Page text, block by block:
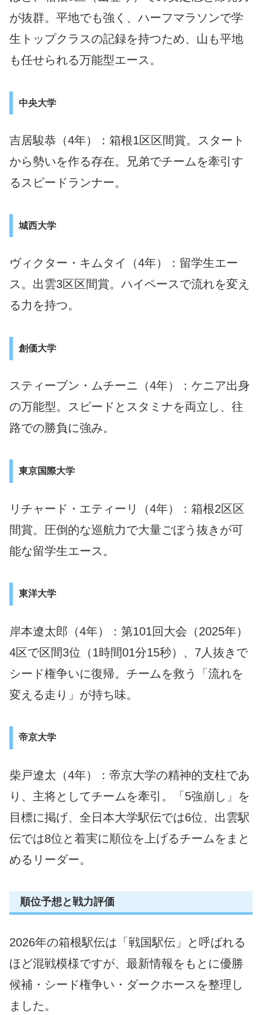
が抜群。平地でも強く、ハーフマラソンで学
生トップクラスの記録を持つため、山も平地
も任せられる万能型エース。
中央大学
吉居駿恭（4年）：箱根1区区間賞。スタート
から勢いを作る存在。兄弟でチームを牽引す
るスピードランナー。
城西大学
ヴィクター・キムタイ（4年）：留学生エー
ス。出雲3区区間賞。ハイペースで流れを変え
る力を持つ。
創価大学
スティーブン・ムチーニ（4年）：ケニア出身
の万能型。スピードとスタミナを両立し、往
路での勝負に強み。
東京国際大学
リチャード・エティーリ（4年）：箱根2区区
間賞。圧倒的な巡航力で大量ごぼう抜きが可
能な留学生エース。
東洋大学
岸本遼太郎（4年）：第101回大会（2025年）
4区で区間3位（1時間01分15秒）、7人抜きで
シード権争いに復帰。チームを救う「流れを
変える走り」が持ち味。
帝京大学
柴戸遼太（4年）：帝京大学の精神的支柱であ
り、主将としてチームを牽引。「5強崩し」を
目標に掲げ、全日本大学駅伝では6位、出雲駅
伝では8位と着実に順位を上げるチームをまと
めるリーダー。
順位予想と戦力評価
2026年の箱根駅伝は「戦国駅伝」と呼ばれる
ほど混戦模様ですが、最新情報をもとに優勝
候補・シード権争い・ダークホースを整理し
ました。